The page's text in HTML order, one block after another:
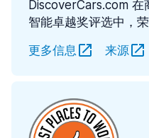
DiscoverCars.com 在
智能卓越奖评选中，
更多信息
来源